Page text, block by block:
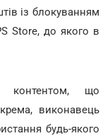
із блокуванням
Store, до якого в
контентом, що
виконавець
будь-якого